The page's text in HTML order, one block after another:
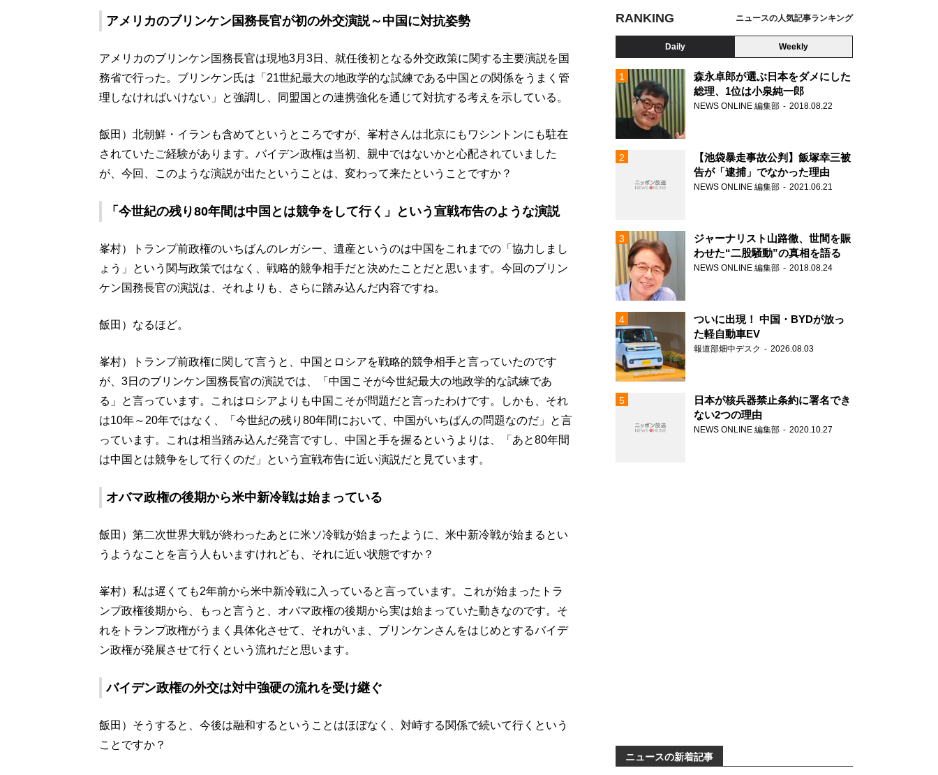
アメリカのブリンケン国務長官が初の外交演説～中国に対抗姿勢
アメリカのブリンケン国務長官は現地3月3日、就任後初となる外交政策に関する主要演説を国
務省で行った。ブリンケン氏は「21世紀最大の地政学的な試練である中国との関係をうまく管
理しなければいけない」と強調し、同盟国との連携強化を通じて対抗する考えを示している。
飯田）北朝鮮・イランも含めてというところですが、峯村さんは北京にもワシントンにも駐在
されていたご経験があります。バイデン政権は当初、親中ではないかと心配されていました
が、今回、このような演説が出たということは、変わって来たということですか？
「今世紀の残り80年間は中国とは競争をして行く」という宣戦布告のような演説
峯村）トランプ前政権のいちばんのレガシー、遺産というのは中国をこれまでの「協力しまし
ょう」という関与政策ではなく、戦略的競争相手だと決めたことだと思います。今回のブリン
ケン国務長官の演説は、それよりも、さらに踏み込んだ内容ですね。
飯田）なるほど。
峯村）トランプ前政権に関して言うと、中国とロシアを戦略的競争相手と言っていたのです
が、3日のブリンケン国務長官の演説では、「中国こそが今世紀最大の地政学的な試練であ
る」と言っています。これはロシアよりも中国こそが問題だと言ったわけです。しかも、それ
は10年～20年ではなく、「今世紀の残り80年間において、中国がいちばんの問題なのだ」と言
っています。これは相当踏み込んだ発言ですし、中国と手を握るというよりは、「あと80年間
は中国とは競争をして行くのだ」という宣戦布告に近い演説だと見ています。
オバマ政権の後期から米中新冷戦は始まっている
飯田）第二次世界大戦が終わったあとに米ソ冷戦が始まったように、米中新冷戦が始まるとい
うようなことを言う人もいますけれども、それに近い状態ですか？
峯村）私は遅くても2年前から米中新冷戦に入っていると言っています。これが始まったトラ
ンプ政権後期から、もっと言うと、オバマ政権の後期から実は始まっていた動きなのです。そ
れをトランプ政権がうまく具体化させて、それがいま、ブリンケンさんをはじめとするバイデ
ン政権が発展させて行くという流れだと思います。
バイデン政権の外交は対中強硬の流れを受け継ぐ
飯田）そうすると、今後は融和するということはほぼなく、対峙する関係で続いて行くという
ことですか？
RANKING ニュースの人気記事ランキング
Daily Weekly
森永卓郎が選ぶ日本をダメにした
総理、1位は小泉純一郎
NEWS ONLINE 編集部 2018.08.22
【池袋暴走事故公判】飯塚幸三被
告が「逮捕」でなかった理由
NEWS ONLINE 編集部 2021.06.21
ジャーナリスト山路徹、世間を賑
わせた“二股騒動”の真相を語る
NEWS ONLINE 編集部 2018.08.24
ついに出現！ 中国・BYDが放っ
た軽自動車EV
報道部畑中デスク 2026.08.03
日本が核兵器禁止条約に署名でき
ない2つの理由
NEWS ONLINE 編集部 2020.10.27
ニュースの新着記事